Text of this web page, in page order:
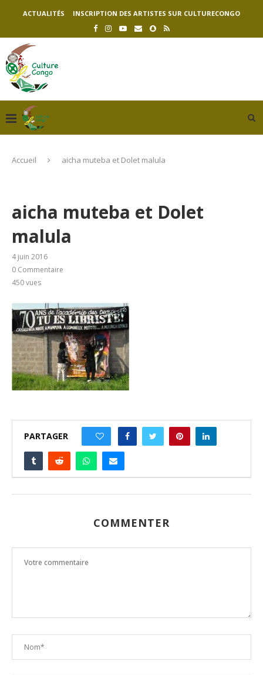
ACTUALITÉS INSCRIPTION DES ARTISTES SUR CULTURECONGO
Accueil aicha muteba et Dolet malula
aicha muteba et Dolet
malula
4 juin 2016
0 Commentaire
450vues
PARTAGER
COMMENTER